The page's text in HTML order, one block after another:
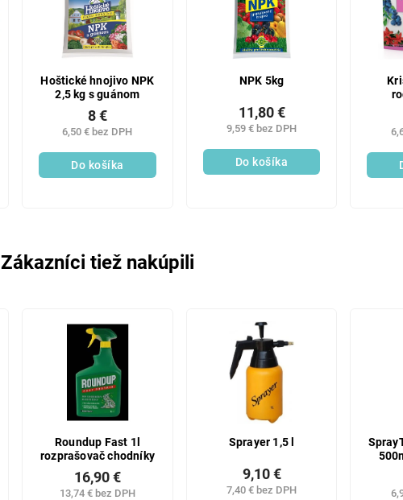
Hoštické hnojivo NPK
2,5 kg s guánom
6,50 € bez DPH
8 €
Do košíka
NPK 5kg
9,59 € bez DPH
11,80 €
Do košíka
Zákazníci tiež nakúpili
Roundup Fast 1l
rozprašovač chodníky
13,74 € bez DPH
16,90 €
Sprayer 1,5 l
7,40 € bez DPH
9,10 €